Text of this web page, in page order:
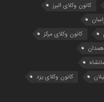
کانون وکلای البرز
کانون وکلای مرکز
کانون وکلای یزد